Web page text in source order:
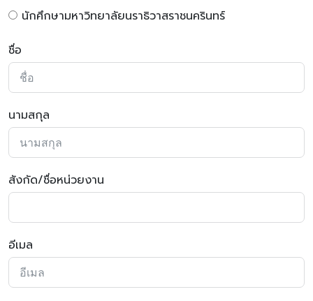
นักศึกษามหาวิทยาลัยนราธิวาสราชนครินทร์
ชื่อ
นามสกุล
สังกัด/ชื่อหน่วยงาน
อีเมล